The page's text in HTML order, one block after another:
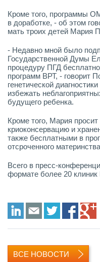
Кроме того, программы
в доработке, - об этом
мать троих детей Мария
- Недавно мной было
Государственной Думы
процедуру ПГД
программ ВРТ, - говорит
генетической
избежать
будущего ребенка.
Кроме того, Мария
криоконсервацию и
также бесплатными в
отсроченного
Всего в пресс-
формате более 20
LinkedInE-mail
ВСЕ НОВОСТИ